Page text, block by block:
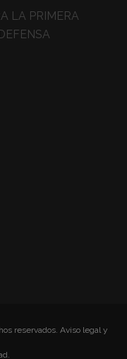
LA PRIMERA
reservados. Aviso legal y